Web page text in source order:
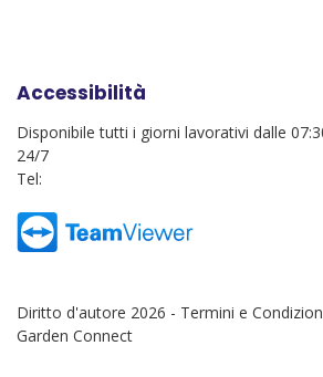
Accessibilità
Disponibile tutti i giorni lavorativi dalle
24/7
Tel:
Diritto d'autore 2026 - Termini e
Garden Connect